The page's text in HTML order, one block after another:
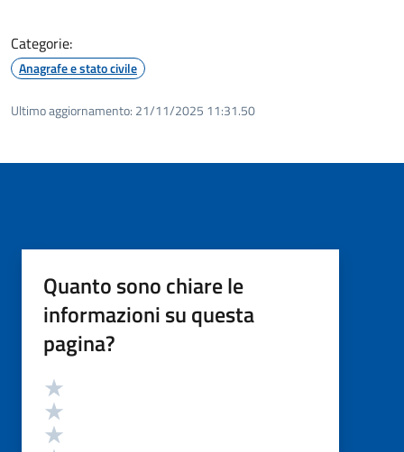
Categorie:
Anagrafe e stato civile
Ultimo aggiornamento: 21/11/2025 11:31.50
Quanto sono chiare le
informazioni su questa
pagina?
Valutazione